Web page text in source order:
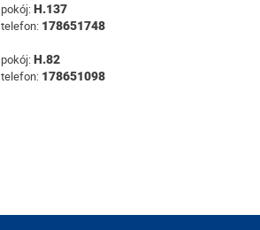
pokój:H.137
telefon: 178651748
pokój:H.82
telefon: 178651098